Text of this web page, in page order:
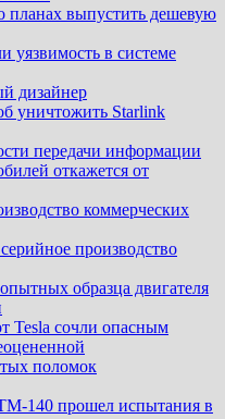
планах выпустить дешевую
в системе
дизайнер
уничтожить Starlink
передачи информации
откажется от
коммерческих
производство
образца двигателя
Tesla сочли опасным
поломок
140 прошел испытания в